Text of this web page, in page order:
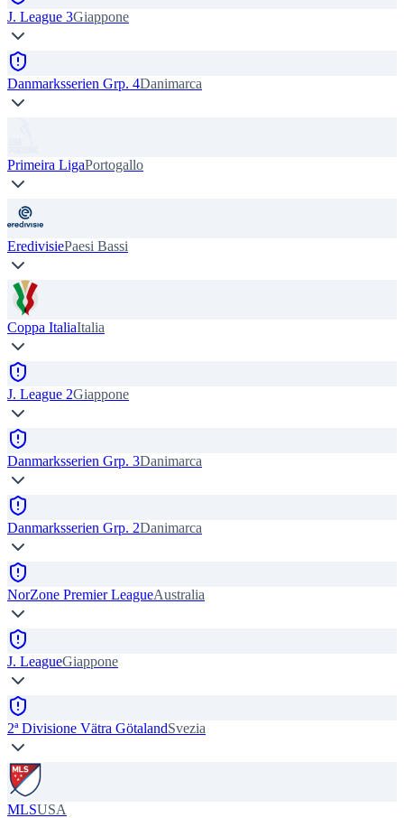
J. League 3Giappone
Danmarksserien Grp. 4Danimarca
Primeira LigaPortogallo
EredivisiePaesi Bassi
Coppa ItaliaItalia
J. League 2Giappone
Danmarksserien Grp. 3Danimarca
Danmarksserien Grp. 2Danimarca
NorZone Premier LeagueAustralia
J. LeagueGiappone
2ª Divisione Vätra GötalandSvezia
MLSUSA